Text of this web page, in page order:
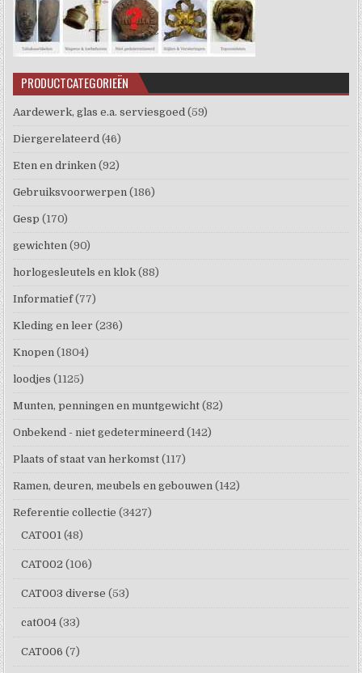
PRODUCTCATEGORIEËN
Aardewerk, glas e.a. serviesgoed (59)
Diergerelateerd (46)
Eten en drinken (92)
Gebruiksvoorwerpen (186)
Gesp (170)
gewichten (90)
horlogesleutels en klok (88)
Informatief (77)
Kleding en leer (236)
Knopen (1804)
loodjes (1125)
Munten, penningen en muntgewicht (82)
Onbekend - niet gedetermineerd (142)
Plaats of staat van herkomst (117)
Ramen, deuren, meubels en gebouwen (142)
Referentie collectie (3427)
CAT001 (48)
CAT002 (106)
CAT003 diverse (53)
cat004 (33)
CAT006 (7)